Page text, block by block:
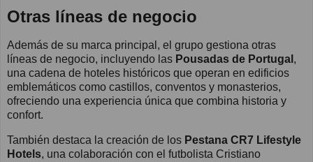
Otras líneas de negocio
Además de su marca principal, el grupo gestiona otras
líneas de negocio, incluyendo las Pousadas de Portugal ,
una cadena de hoteles históricos que operan en edificios
emblemáticos como castillos, conventos y monasterios,
ofreciendo una experiencia única que combina historia y
confort.
También destaca la creación de los Pestana CR7 Lifestyle
Hotels, una colaboración con el futbolista Cristiano